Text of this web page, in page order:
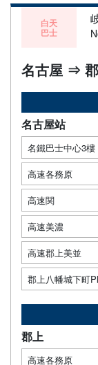
白天
巴士
名古屋 ⇒
名古屋站
名鐵巴士中心3樓
高速各務原
高速関
高速美濃
高速郡上美並
郡上八幡城下町
郡上
高速各務原